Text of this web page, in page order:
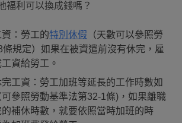
福利可以換成錢嗎？
：勞工的特別休假 （天數可以參照勞
規定）如果在被資遣前沒有休完，雇
資給勞工。
工資：勞工加班等延長的工作時數如
參照勞動基準法第32-1條)，如果離職
補休時數，就要依照當時加班的時